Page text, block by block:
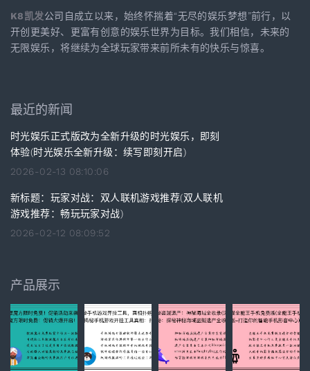
K8凯发公司自成立以来，始终怀揣着“无尽的娱乐梦想”前行，以
开创更美好、更富有创意的娱乐世界为目标。我们相信，未来的
无限娱乐，将继续为全球玩家带来前所未有的快乐与惊喜。
最近的新闻
时光娱乐正式版改为全新升级的时光娱乐，即刻
体验(时光娱乐全新升级：续写即刻开启)
2026-02-13 08:10:06
新标题：玩家对战：双人联机游戏推荐(双人联机
游戏推荐：畅玩玩家对战)
2026-02-12 08:09:52
产品展示